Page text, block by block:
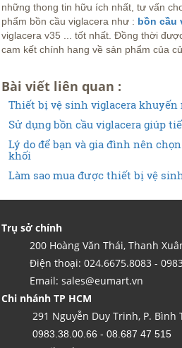
những thong tin hữu ích nhất, tư vấn
phẩm bồn cầu viglacera như : bồn cầu
viglacera v35 ... tốt nhất. Đồng thời
cam kết chính hang về sản phẩm của
Bài viết liên quan :
Thiết bị vệ sinh viglacera khuyến
Sử dụng bồn cầu viglacera giúp
Lý do để bạn và gia đình nên
khối
Làm sao mua được thiết bị vệ
Trụ sở chính
200 Hoàng Văn Thái, Thanh
Điện thoại: 024.6675.8083 -
Email: sales@eumart.vn
Chi nhánh TP HCM
291 Nguyễn Duy Trinh, P. Bình
0983.38.00.66 - 08.687 47 515